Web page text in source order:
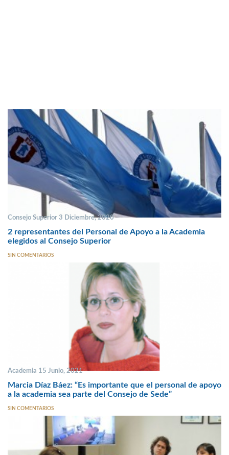
Consejo Superior 3 Diciembre, 2020
2 representantes del Personal de Apoyo a la Academia
elegidos al Consejo Superior
SIN COMENTARIOS
Academia 15 Junio, 2021
Marcia Díaz Báez: “Es importante que el personal de apoyo
a la academia sea parte del Consejo de Sede”
SIN COMENTARIOS